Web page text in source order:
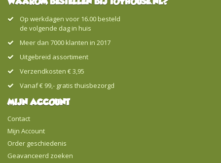
WAAROM BESTELLEN BIJ TOYHOUSE.NL?
Op werkdagen voor 16.00 besteld
de volgende dag in huis
Meer dan 7000 klanten in 2017
Uitgebreid assortiment
Verzendkosten € 3,95
Vanaf € 99,- gratis thuisbezorgd
MIJN ACCOUNT
Contact
Mijn Account
Order geschiedenis
Geavanceerd zoeken